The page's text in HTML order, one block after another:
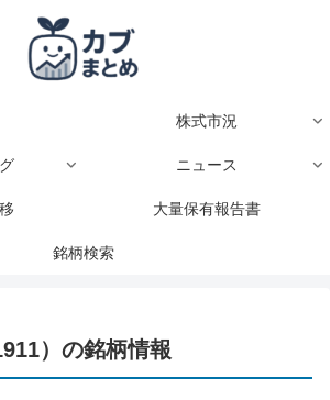
株式市況
ニュース
大量保有報告書
銘柄検索
）の銘柄情報